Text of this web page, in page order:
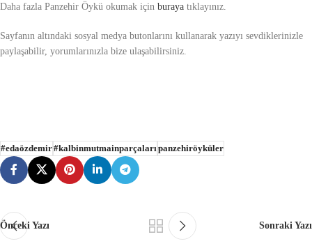
Daha fazla Panzehir Öykü okumak için buraya tıklayınız.
Sayfanın altındaki sosyal medya butonlarını kullanarak yazıyı sevdiklerinizle
paylaşabilir, yorumlarınızla bize ulaşabilirsiniz.
#edaözdemir#kalbinmutmainparçaları panzehiröyküler
Önceki Yazı Sonraki Yazı